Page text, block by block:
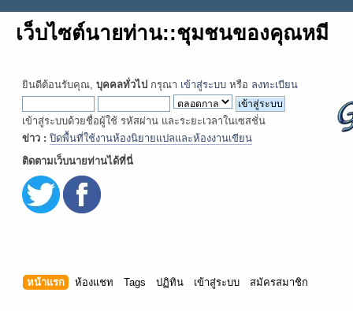
เว็บไซต์นายท่าน::ชุมชนของคุณหมี
ยินดีต้อนรับคุณ, บุคคลทั่วไป กรุณา เข้าสู่ระบบ หรือ ลงทะเบียน
เข้าสู่ระบบด้วยชื่อผู้ใช้ รหัสผ่าน และระยะเวลาในเซสชั่น
ข่าว : ปิดพื้นที่ใช้งานห้องนิยายแปลและห้องงานเขียน
ติดตามเว็บนายท่านได้ที่นี่
หน้าแรก ห้องแชท Tags ปฏิทิน เข้าสู่ระบบ สมัครสมาชิก